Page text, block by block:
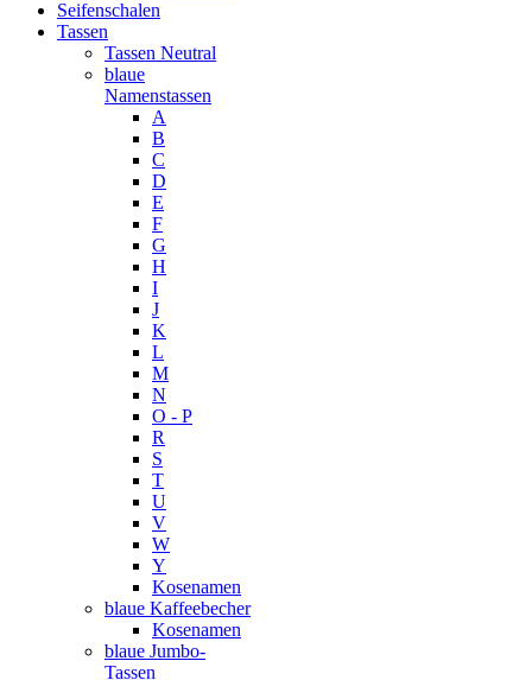
Seifenschalen
Tassen
Tassen Neutral
blaue
Namenstassen
A
B
C
D
E
F
G
H
I
J
K
L
M
N
O - P
R
S
T
U
V
W
Y
Kosenamen
blaue Kaffeebecher
Kosenamen
blaue Jumbo-
Tassen